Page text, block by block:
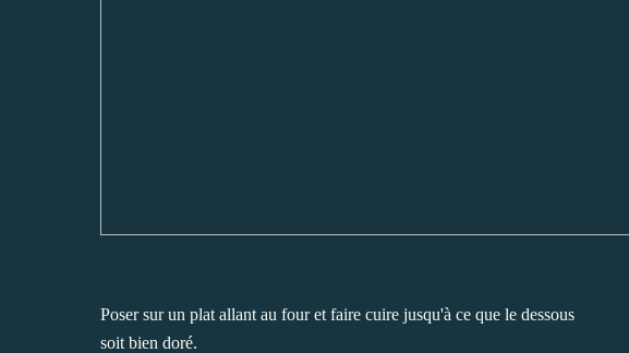
Poser sur un plat allant au four et faire cuire jusqu'à ce que le dessous
soit bien doré.